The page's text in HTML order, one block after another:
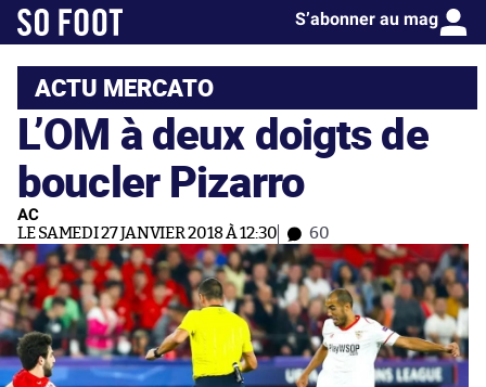
S’abonner au mag
ACTU MERCATO
L’OM à deux doigts de
boucler Pizarro
AC
LE SAMEDI 27 JANVIER 2018 À 12:30 60